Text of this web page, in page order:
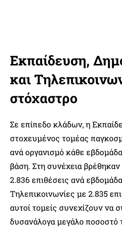
Εκπαίδευση,
και
στόχαστρο
Σε επίπεδο κλάδων, η
στοχευμένος τομέας
ανά οργανισμό κάθε
βάση. Στη συνέχεια
2.836 επιθέσεις ανά εβδομάδα
Τηλεπικοινωνίες με 2.835
αυτοί τομείς συνεχίζουν να
δυσανάλογα μεγάλο ποσοστό